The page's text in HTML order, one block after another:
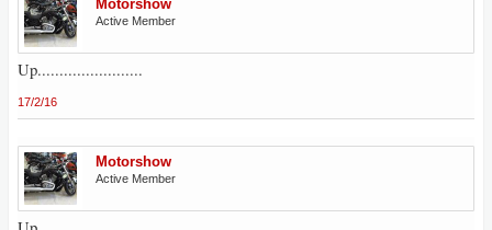
Motorshow
Active Member
Up........................
17/2/16
Motorshow
Active Member